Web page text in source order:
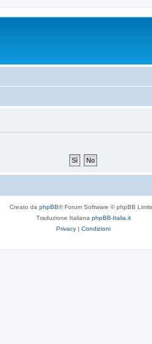
Creato da phpBB® Forum Software © phpBB
Traduzione Italiana phpBB-Italia.it
Privacy | Condizioni